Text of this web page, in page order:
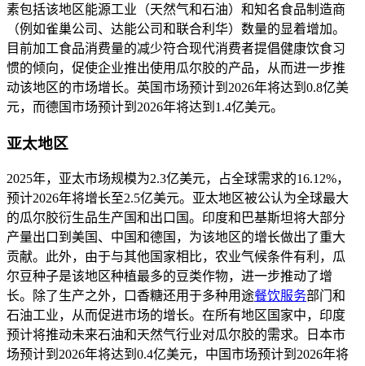
素包括该地区能源工业（天然气和石油）和知名食品制造商
（例如雀巢公司、达能公司和联合利华）数量的显着增加。
目前加工食品消费量的减少符合现代消费者提倡健康饮食习
惯的倾向，促使企业推出使用瓜尔胶的产品，从而进一步推
动该地区的市场增长。英国市场预计到2026年将达到0.8亿美
元，而德国市场预计到2026年将达到1.4亿美元。
亚太地区
2025年，亚太市场规模为2.3亿美元，占全球需求的16.12%，
预计2026年将增长至2.5亿美元。亚太地区被公认为全球最大
的瓜尔胶衍生品生产国和出口国。印度和巴基斯坦将大部分
产量出口到美国、中国和德国，为该地区的增长做出了重大
贡献。此外，由于与其他国家相比，农业气候条件有利，瓜
尔豆种子是该地区种植最多的豆类作物，进一步推动了增
长。除了生产之外，口香糖还用于多种用途餐饮服务部门和
石油工业，从而促进市场的增长。在所有地区国家中，印度
预计将推动未来石油和天然气行业对瓜尔胶的需求。日本市
场预计到2026年将达到0.4亿美元，中国市场预计到2026年将